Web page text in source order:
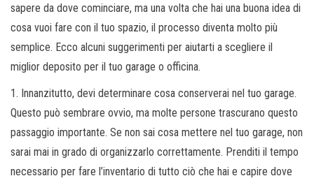
sapere da dove cominciare, ma una volta che hai una buona idea di
cosa vuoi fare con il tuo spazio, il processo diventa molto più
semplice. Ecco alcuni suggerimenti per aiutarti a scegliere il
miglior deposito per il tuo garage o officina.
1. Innanzitutto, devi determinare cosa conserverai nel tuo garage.
Questo può sembrare ovvio, ma molte persone trascurano questo
passaggio importante. Se non sai cosa mettere nel tuo garage, non
sarai mai in grado di organizzarlo correttamente. Prenditi il ​​tempo
necessario per fare l’inventario di tutto ciò che hai e capire dove